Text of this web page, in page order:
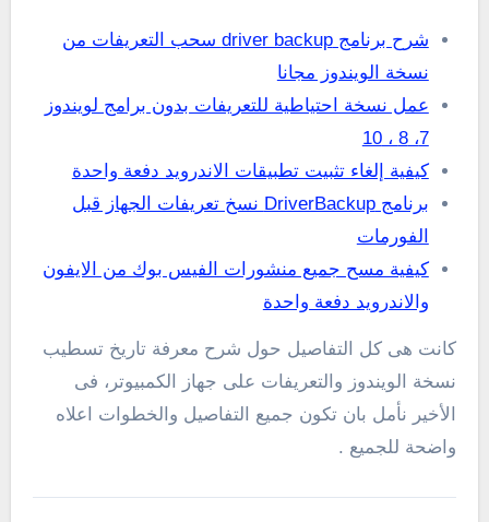
شرح برنامج driver backup سحب التعريفات من
نسخة الويندوز مجانا
عمل نسخة احتياطية للتعريفات بدون برامج لويندوز
7، 8 ، 10
كيفية إلغاء تثبيت تطبيقات الاندرويد دفعة واحدة
برنامج DriverBackup نسخ تعريفات الجهاز قبل
الفورمات
كيفية مسح جميع منشورات الفيس بوك من الايفون
والاندرويد دفعة واحدة
كانت هى كل التفاصيل حول شرح معرفة تاريخ تسطيب
نسخة الويندوز والتعريفات على جهاز الكمبيوتر، فى
الأخير نأمل بان تكون جميع التفاصيل والخطوات اعلاه
واضحة للجميع .